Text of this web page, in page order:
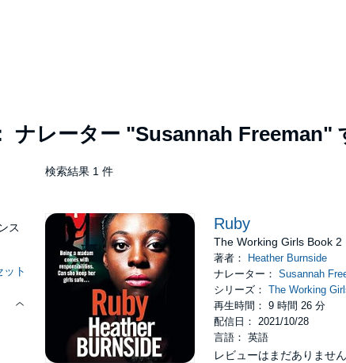
ナレーター "Susannah Freeman"
ス
ット
検索結果 1 件
Ruby
The Working Girls Book 2
著者：
Heather Burnside
ナレーター：Susannah
シリーズ：The Working
再生時間： 9 時間 26 分
配信日： 2021/10/28
言語： 英語
レビューはまだありません